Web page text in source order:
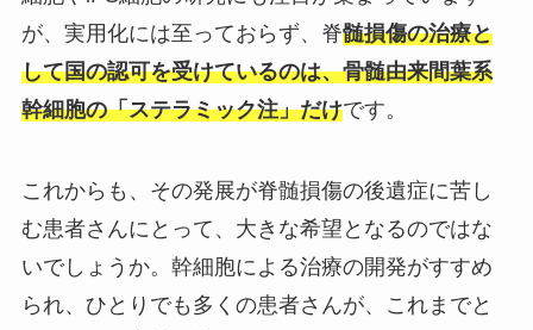
が、実用化には至っておらず、脊髄損傷の治療と
して国の認可を受けているのは、骨髄由来間葉系
幹細胞の「ステラミック注」だけです。
これからも、その発展が脊髄損傷の後遺症に苦し
む患者さんにとって、大きな希望となるのではな
いでしょうか。幹細胞による治療の開発がすすめ
られ、ひとりでも多くの患者さんが、これまでと